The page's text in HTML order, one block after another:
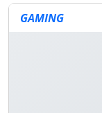
GAMING